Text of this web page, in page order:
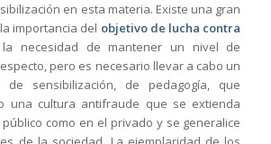
en esta materia. Existe una gran
importancia del objetivo de lucha contra
necesidad de mantener un nivel de
pero es necesario llevar a cabo un
de sensibilización, de pedagogía, que
una cultura antifraude que se extienda
como en el privado y se generalice